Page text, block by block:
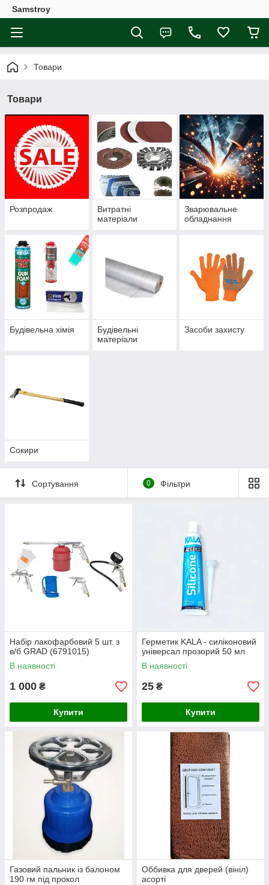
Samstroy
Товари
Товари
Розпродаж
Витратні
матеріали
Зварювальне
обладнання
Будівельна хімія
Будівельні
матеріали
Засоби захисту
Сокири
Сортування 0 Фільтри
Набір лакофарбовий 5 шт. з
в/б GRAD (6791015)
В наявності
1 000 ₴
Купити
Герметик KALA - силіконовий
універсал прозорий 50 мл
В наявності
25 ₴
Купити
Газовий пальник із балоном
190 гм під прокол
Оббивка для дверей (вініл)
асорті